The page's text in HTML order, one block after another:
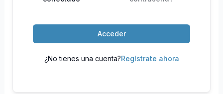
Acceder
¿No tienes una cuenta?Regístrate ahora